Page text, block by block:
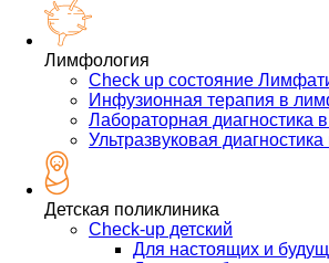
Лимфология
Check up состояние
Инфузионная терапия в
Лабораторная диагностика
Ультразвуковая
Детская поликлиника
Check-up детский
Для настоящих и